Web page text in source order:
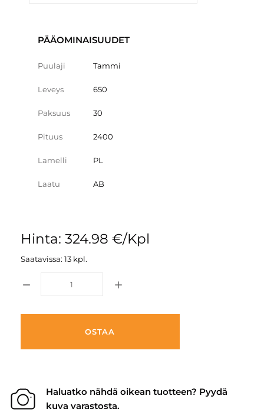
PÄÄOMINAISUUDET
Puulaji Tammi
Leveys 650
Paksuus 30
Pituus 2400
Lamelli PL
Laatu AB
Hinta: 324.98 €/Kpl
Saatavissa: 13 kpl.
OSTAA
Haluatko nähdä oikean tuotteen? Pyydä
kuva varastosta.